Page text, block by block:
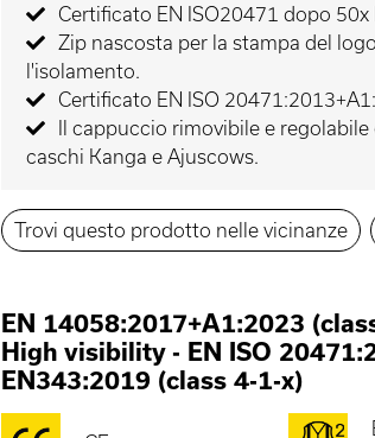
Certificato EN ISO20471 dopo 50x
Zip nascosta per la stampa del
l'isolamento.
Certificato EN ISO
Il cappuccio rimovibile e
caschi Kanga e Ajuscows.
Trovi questo prodotto nelle vicinanze
EN 14058:2017+A1:2023
High visibility - EN ISO
EN343:2019 (class 4-1-x)